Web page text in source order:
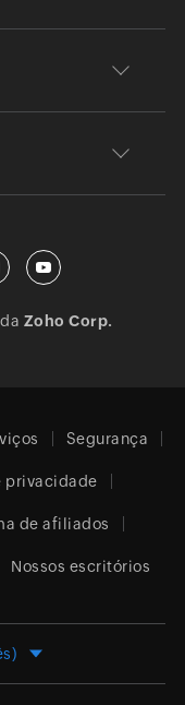
Zoho Corp.
Segurança
privacidade
de afiliados
Nossos escritórios